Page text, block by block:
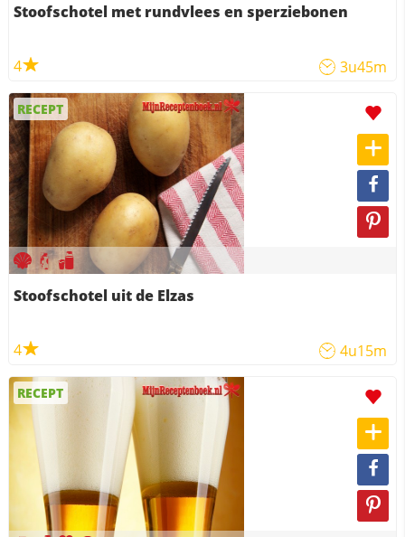
Stoofschotel met rundvlees en sperziebonen
4 3u45m
RECEPT
Stoofschotel uit de Elzas
4 4u15m
RECEPT